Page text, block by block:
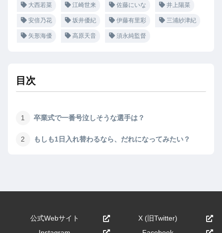
大西若菜 江崎世来 佐藤にいな 井上陽菜
安倍乃花 坂井優紀 伊藤有里彩 三浦紗津紀
矢形海優 高原天音 須永純監督
目次
卒業式で一番号泣しそうな選手は？
もしも1日入れ替わるなら、だれになってみたい？
公式Webサイト
X (旧Twitter)